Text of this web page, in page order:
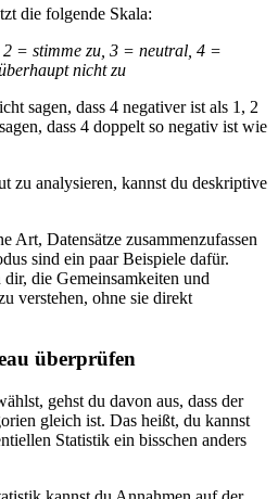
die folgende Skala:
= stimme zu, 3 = neutral, 4 =
nicht zu
sagen, dass 4 negativer ist als 1, 2
dass 4 doppelt so negativ ist wie
zu analysieren, kannst du deskriptive
Art, Datensätze zusammenzufassen
sind ein paar Beispiele dafür.
die Gemeinsamkeiten und
verstehen, ohne sie direkt
überprüfen
gehst du davon aus, dass der
gleich ist. Das heißt, du kannst
Statistik ein bisschen anders